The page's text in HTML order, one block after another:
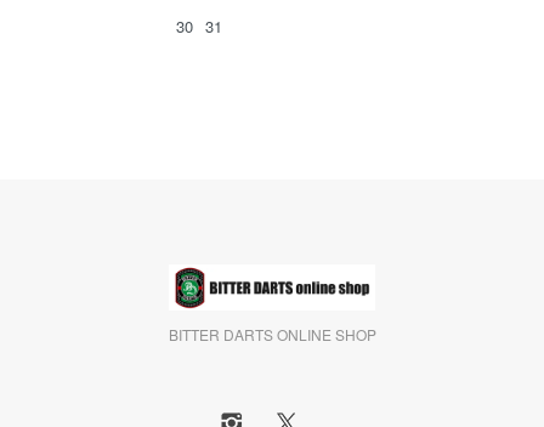
30 31
BITTER DARTS ONLINE SHOP